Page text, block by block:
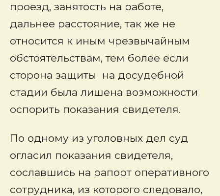
проезд, занятость на работе,
дальнее расстояние, так же не
относится к иным чрезвычайным
обстоятельствам, тем более если
сторона защиты на досудебной
стадии была лишена возможности
оспорить показания свидетеля.
По одному из уголовных дел суд
огласил показания свидетеля,
сославшись на рапорт оперативного
сотрудника, из которого следовало,